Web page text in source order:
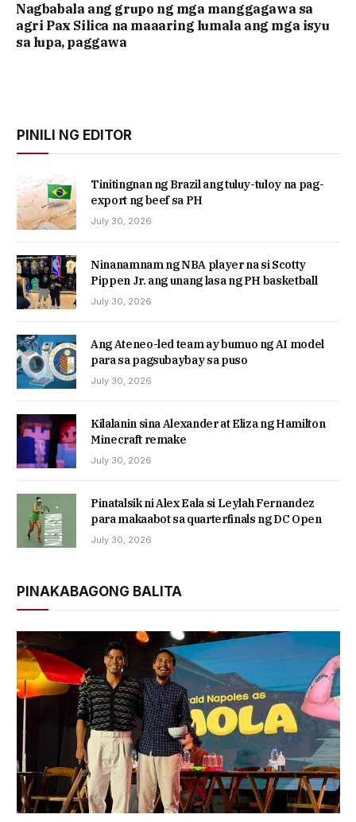
Nagbabala ang grupo ng mga manggagawa sa
agri Pax Silica na maaaring lumala ang mga isyu
sa lupa, paggawa
PINILI NG EDITOR
Tinitingnan ng Brazil ang tuluy-tuloy na pag-
export ng beef sa PH
July 30, 2026
Ninanamnam ng NBA player na si Scotty
Pippen Jr. ang unang lasa ng PH basketball
July 30, 2026
Ang Ateneo-led team ay bumuo ng AI model
para sa pagsubaybay sa puso
July 30, 2026
Kilalanin sina Alexander at Eliza ng Hamilton
Minecraft remake
July 30, 2026
Pinatalsik ni Alex Eala si Leylah Fernandez
para makaabot sa quarterfinals ng DC Open
July 30, 2026
PINAKABAGONG BALITA